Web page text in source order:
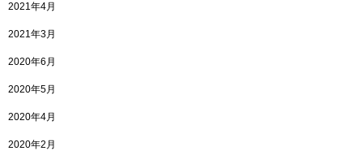
2021年4月
2021年3月
2020年6月
2020年5月
2020年4月
2020年2月